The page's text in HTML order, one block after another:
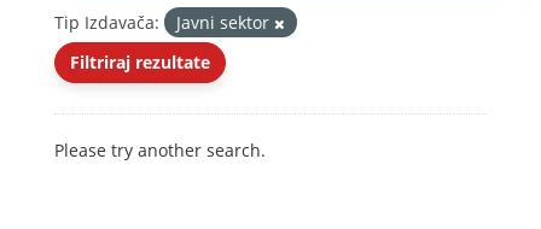
Tip Izdavača:
Javni sektor
Filtriraj rezultate
Please try another search.